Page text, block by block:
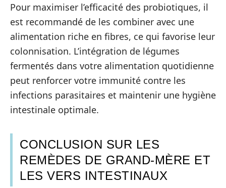
Pour maximiser l’efficacité des probiotiques, il
est recommandé de les combiner avec une
alimentation riche en fibres, ce qui favorise leur
colonnisation. L’intégration de légumes
fermentés dans votre alimentation quotidienne
peut renforcer votre immunité contre les
infections parasitaires et maintenir une hygiène
intestinale optimale.
CONCLUSION SUR LES
REMÈDES DE GRAND-MÈRE ET
LES VERS INTESTINAUX